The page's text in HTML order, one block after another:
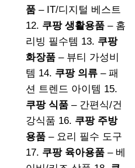
품 – IT/디지털 베스트
12. 쿠팡 생활용품 – 홈
리빙 필수템 13. 쿠팡
화장품 – 뷰티 가성비
템 14. 쿠팡 의류 – 패
션 트렌드 아이템 15.
쿠팡 식품 – 간편식/건
강식품 16. 쿠팡 주방
용품 – 요리 필수 도구
17. 쿠팡 육아용품 – 베